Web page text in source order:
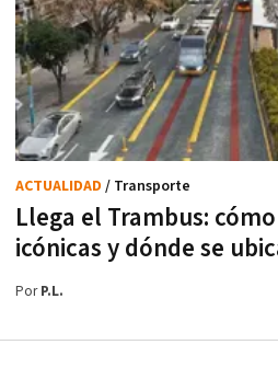
Llega el Trambus:
icónicas y dónde se
ACTUALIDAD / Transporte
PorP.L.